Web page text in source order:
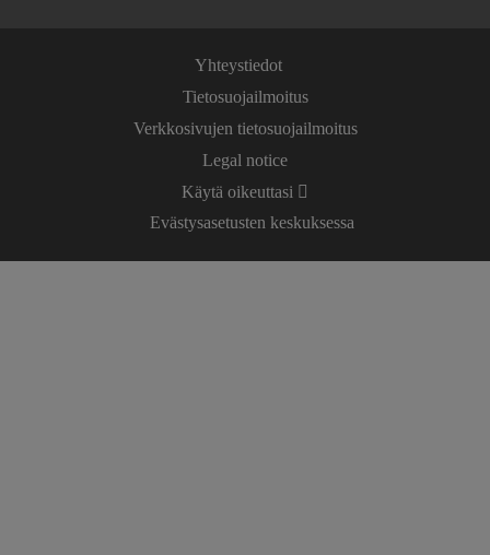
Yhteystiedot
Tietosuojailmoitus
Verkkosivujen tietosuojailmoitus
Legal notice
Käytä oikeuttasi
Evästysasetusten keskuksessa